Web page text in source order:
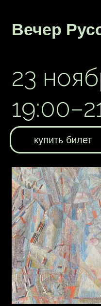
Екатерина Михатова —
куратор, искусствовед,
виртуальной галереи KZ
В Центре Курёхина
прочитает лекцию о том
художниками и зрителям
25 ноября
купить билет
Об искусстве в